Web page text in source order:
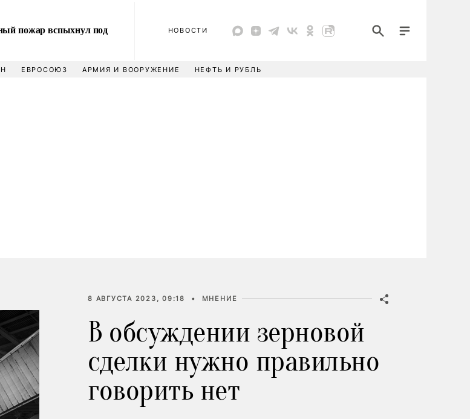
пожар вспыхнул под
НОВОСТИ
ЕВРОСОЮЗ АРМИЯ И ВООРУЖЕНИЕ НЕФТЬ И РУБЛЬ
8 АВГУСТА 2023, 09:18 • МНЕНИЕ
В обсуждении зерновой
сделки нужно правильно
говорить нет